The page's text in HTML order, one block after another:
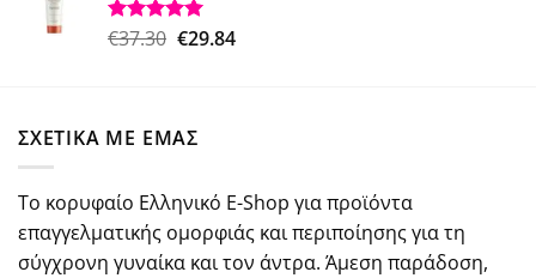
€26.50.
€18.50.
Βαθμολογήθηκε
€37.30 Original
€29.84Η
ΣΧΕΤΙΚΑ ΜΕ ΕΜΑΣ
Το κορυφαίο Ελληνικό E-Shop για προϊόντα
επαγγελματικής ομορφιάς και περιποίησης για τη
σύγχρονη γυναίκα και τον άντρα. Άμεση παράδοση,